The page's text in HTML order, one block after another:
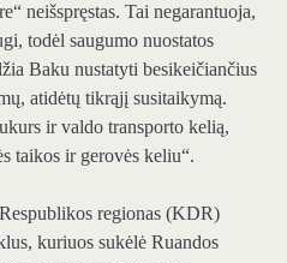
neišspręstas. Tai negarantuoja,
todėl saugumo nuostatos
Baku nustatyti besikeičiančius
atidėtų tikrąjį susitaikymą.
ir valdo transporto kelią,
taikos ir gerovės keliu“.
regionas (KDR)
kuriuos sukėlė Ruandos